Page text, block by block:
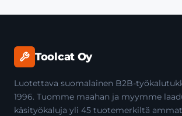
Toolcat Oy
Luotettava suomalainen B2B-
1996. Tuomme maahan ja myymme
käsityökaluja yli 45 tuotemerkiltä